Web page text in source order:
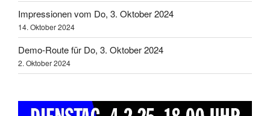
Impressionen vom Do, 3. Oktober 2024
14. Oktober 2024
Demo-Route für Do, 3. Oktober 2024
2. Oktober 2024